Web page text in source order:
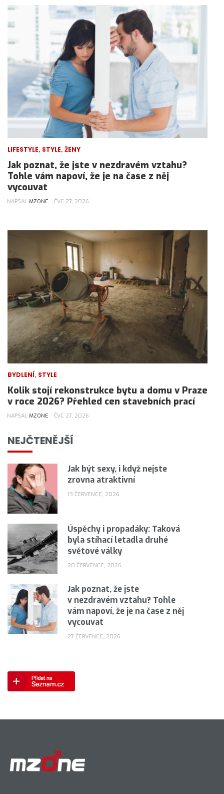
LIFESTYLE, STYLE, ŽENY
Jak poznat, že jste v nezdravém vztahu?
Tohle vám napoví, že je na čase z něj
vycouvat
NAPSAL MZONE ČVC 27, 2026
BYDLENÍ, STYLE
Kolik stojí rekonstrukce bytu a domu v Praze
v roce 2026? Přehled cen stavebních prací
NAPSAL MZONE ČVC 27, 2026
NEJČTENĚJŠÍ
Jak být sexy, i když nejste
zrovna atraktivní
13 ČERVENCE, 2026
Úspěchy i propadáky: Taková
byla stíhací letadla druhé
světové války
20 ČERVENCE, 2026
Jak poznat, že jste
v nezdravém vztahu? Tohle
vám napoví, že je na čase z něj
vycouvat
27 ČERVENCE, 2026